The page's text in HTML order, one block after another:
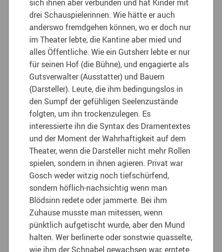
sich ihnen aber verbunden und hat Kinder mit
drei Schauspielerinnen. Wie hätte er auch
anderswo fremdgehen können, wo er doch nur
im Theater lebte, die Kantine aber mied und
alles Öffentliche. Wie ein Gutsherr lebte er nur
für seinen Hof (die Bühne), und engagierte als
Gutsverwalter (Ausstatter) und Bauern
(Darsteller). Leute, die ihm bedingungslos in
den Sumpf der gefühligen Seelenzustände
folgten, um ihn trockenzulegen. Es
interessierte ihn die Syntax des Dramentextes
und der Moment der Wahrhaftigkeit auf dem
Theater, wenn die Darsteller nicht mehr Rollen
spielen, sondern in ihnen agieren. Privat war
Gosch weder witzig noch tiefschürfend,
sondern höflich-nachsichtig wenn man
Blödsinn redete oder jammerte. Bei ihm
Zuhause musste man mitessen, wenn
pünktlich aufgetischt wurde, aber den Mund
halten. Wer berlinerte oder sonstwie quasselte,
wie ihm der Schnabel gewachsen war, erntete